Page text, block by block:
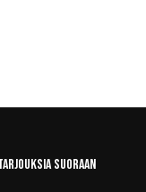
suoraan